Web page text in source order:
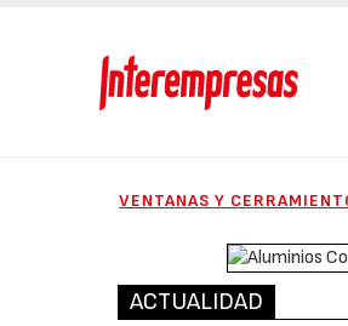
VENTANAS Y
ACTUALIDAD